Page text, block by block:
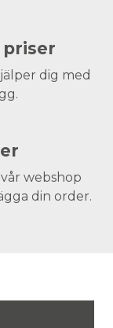
dig med
webshop
din order.